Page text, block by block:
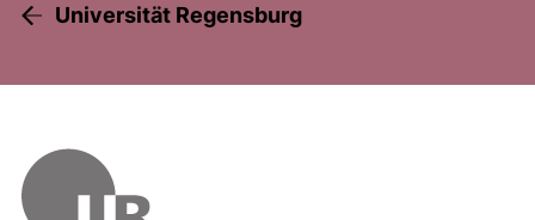
Universität Regensburg